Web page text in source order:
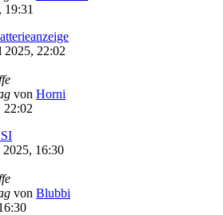
19:31
2025, 22:02
von Horni
22:02
2025, 16:30
von Blubbi